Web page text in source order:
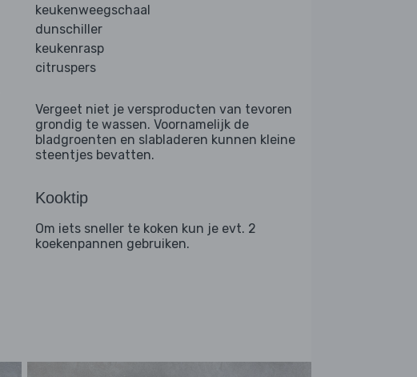
keukenweegschaal
dunschiller
keukenrasp
citruspers
Vergeet niet je versproducten van tevoren
grondig te wassen. Voornamelijk de
bladgroenten en slabladeren kunnen kleine
steentjes bevatten.
Kooktip
Om iets sneller te koken kun je evt. 2
koekenpannen gebruiken.